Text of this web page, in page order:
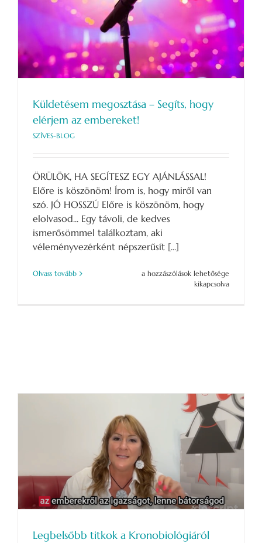
Küldetésem megosztása – Segíts, hogy
elérjem az embereket!
SZÍVES-BLOG
ÖRÜLÖK, HA SEGÍTESZ EGY AJÁNLÁSSAL!
Előre is köszönöm! Írom is, hogy miről van
szó. JÓ HOSSZÚ Előre is köszönöm, hogy
elolvasod... Egy távoli, de kedves
ismerősömmel találkoztam, aki
véleményvezérként népszerűsít [...]
Olvass tovább
Küldetésem
a hozzászólások lehetősége
kikapcsolva
Legbelsőbb titkok a Kronobiológiáról